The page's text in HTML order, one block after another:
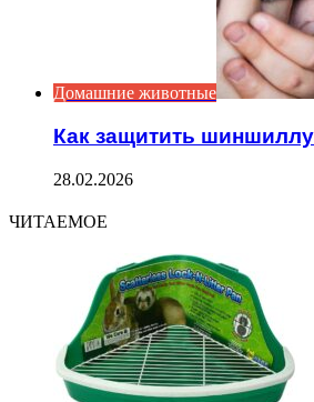
Домашние животные
Как защитить
28.02.2026
ЧИТАЕМОЕ